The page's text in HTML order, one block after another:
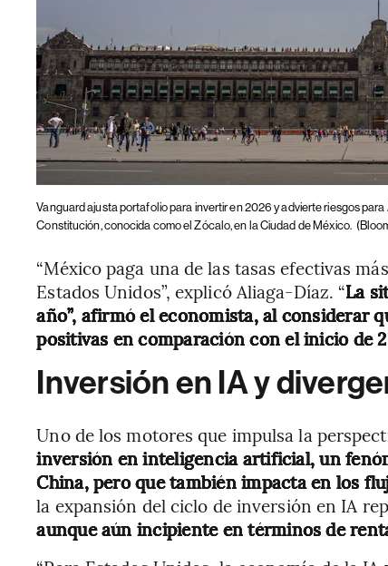
Vanguard ajusta portafolio para invertir en 2026 y advierte riesgos para
Constitución, conocida como el Zócalo, en la Ciudad de México.
“México paga una de las tasas efectivas
Estados Unidos”, explicó Aliaga-Díaz. “La
año”, afirmó el economista, al considerar
positivas en comparación con el inicio de
Inversión en IA y
Uno de los motores que impulsa la
inversión en inteligencia artificial, un
China, pero que también impacta en los
la expansión del ciclo de inversión en IA
aunque aún incipiente en términos de